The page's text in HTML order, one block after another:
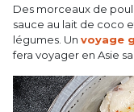
Des morceaux de
sauce au lait de coco
légumes. Un voyage
fera voyager en Asie